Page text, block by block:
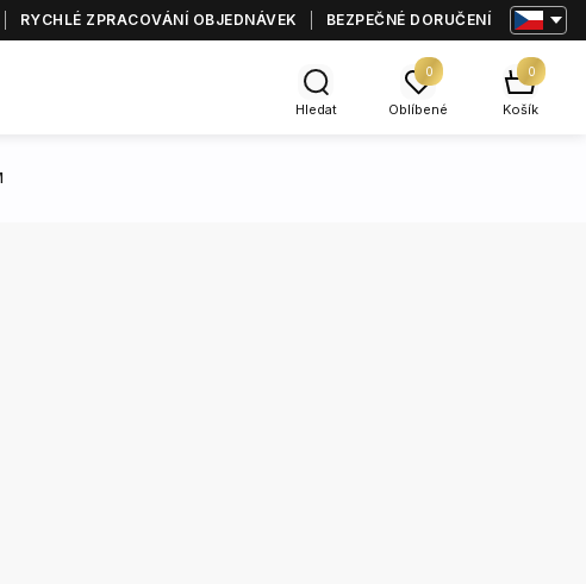
RYCHLÉ ZPRACOVÁNÍ OBJEDNÁVEK BEZPEČNÉ DORUČENÍ
Hledat
0
Oblíbené
0
Košík